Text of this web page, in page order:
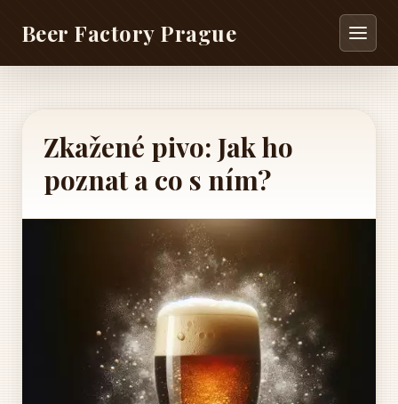
Beer Factory Prague
Zkažené pivo: Jak ho
poznat a co s ním?